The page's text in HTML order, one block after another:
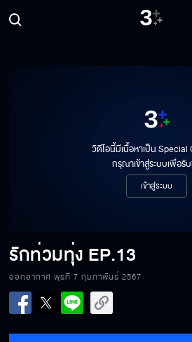
วิดีโอนี้มีเนื้อหาเป็น
กรุณาเข้าสู่ระบบเพื่อรั
เข้าสู่ระบบ
รักท่วมทุ่ง EP.13
ออกอากาศ พุธที่ 7 กุมภาพันธ์ 2567
รักท่วมทุ่ง EP.8
รักท่วมทุ่ง EP.9